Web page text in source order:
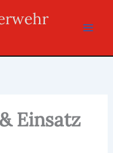
Einsatz